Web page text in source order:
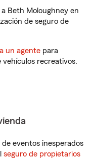
Beth Moloughney en
de seguro de
un agente para
recreativos.
eventos inesperados
seguro de propietarios